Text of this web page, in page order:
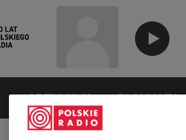
ARTYKUŁY PLAYLISTA